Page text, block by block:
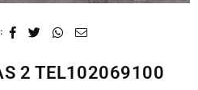
2 TEL102069100